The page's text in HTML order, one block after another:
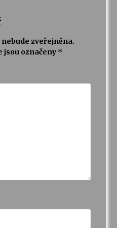
zveřejněna.
jsou označeny *